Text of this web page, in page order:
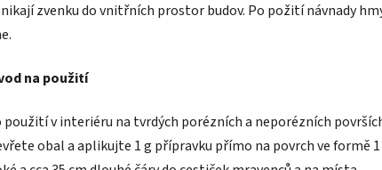
zvenku do vnitřních prostor budov. Po požití návnady
na použití
použití v interiéru na tvrdých porézních a neporézních
obal a aplikujte 1 g přípravku přímo na povrch ve formě